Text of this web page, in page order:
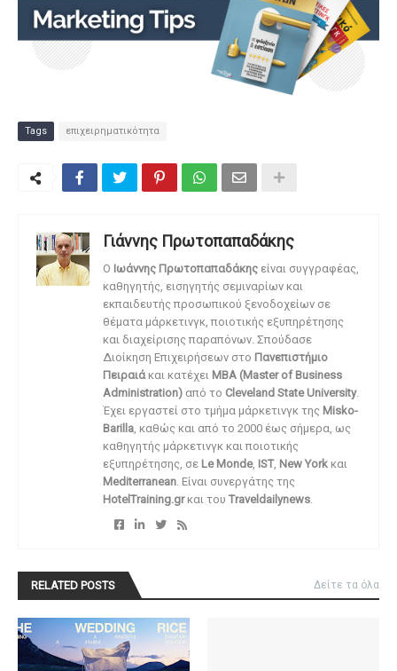
Tags επιχειρηματικότητα
Γιάννης Πρωτοπαπαδάκης
O Ιωάννης Πρωτοπαπαδάκης είναι συγγραφέας,
καθηγητής, εισηγητής σεμιναρίων και
εκπαιδευτής προσωπικού ξενοδοχείων σε
θέματα μάρκετινγκ, ποιοτικής εξυπηρέτησης
και διαχείρισης παραπόνων. Σπούδασε
Διοίκηση Επιχειρήσεων στο Πανεπιστήμιο
Πειραιάκαι κατέχει MBA (Master of Business
Administration) από το Cleveland State University.
Έχει εργαστεί στο τμήμα μάρκετινγκ της Misko-
Barilla, καθώς και από το 2000 έως σήμερα, ως
καθηγητής μάρκετινγκ και ποιοτικής
εξυπηρέτησης, σε Le Monde, IST, New York και
Mediterranean. Είναι συνεργάτης της
HotelTraining.grκαι του Traveldailynews.
RELATED POSTS Δείτε τα όλα